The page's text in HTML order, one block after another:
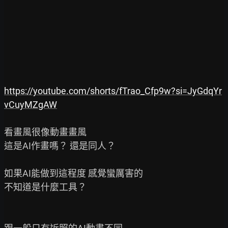
https://youtube.com/shorts/fTrao_Cfp9w?si=JyGdqYr
vCuyMZgAW
看畫風很像動畫畫風
這是AI作畫嗎？ 還是同人？
如果AI能做到這程度 感覺蠻厲害的
不知道是什麼工具？